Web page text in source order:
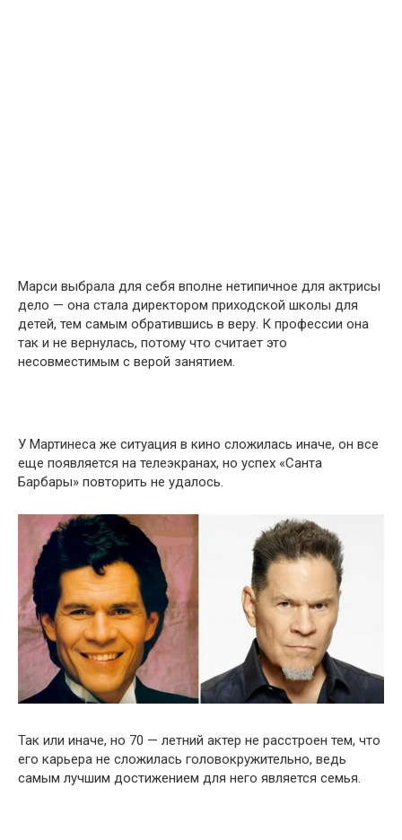
Марси выбрала для себя вполне нетипичное для актрисы
дело — она стала директором приходской школы для
детей, тем самым обратившись в веру. К профессии она
так и не вернулась, потому что считает это
несовместимым с верой занятием.
У Мартинеса же ситуация в кино сложилась иначе, он все
еще появляется на телеэкранах, но успех «Санта
Барбары» повторить не удалось.
Так или иначе, но 70 — летний актер не расстроен тем, что
его карьера не сложилась головокружительно, ведь
самым лучшим достижением для него является семья.